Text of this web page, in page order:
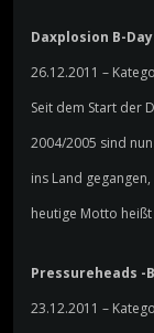
Daxplosion B-
26.12.2011 –
Seit dem Start der
2004/2005 sind
ins Land
heutige Motto heißt
Pressureheads -
23.12.2011 –